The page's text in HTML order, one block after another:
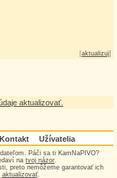
[aktualizuj]
aktualizovať.
Kontakt Užívatelia
Páči sa ti KamNaPIVO?
na tvoj názor.
preto nemôžeme garantovať ich
aktualizovať.